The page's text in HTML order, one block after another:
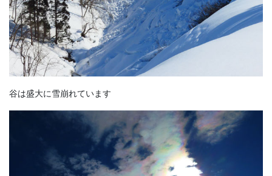
谷は盛大に雪崩れています